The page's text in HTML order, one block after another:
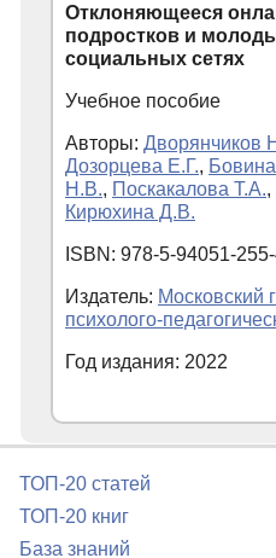
Отклоняющееся
подростков и
социальных сетях
Учебное пособие
Авторы: Дворянчиков
Дозорцева Е.Г.,
Н.В., Поскакалова Т.А.,
Кирюхина Д.В.
ISBN: 978-5-94051-
Издатель: Московский
психолого-
Год издания: 2022
ТОП-20 статей
ТОП-20 книг
База знаний